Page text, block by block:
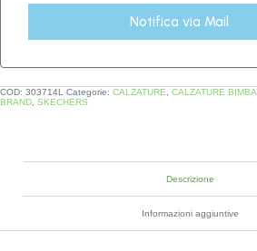
Notifica via Mail
COD: 303714L Categorie: CALZATURE CALZATURE BIMBA
BRAND SKECHERS
Descrizione
Informazioni aggiuntive